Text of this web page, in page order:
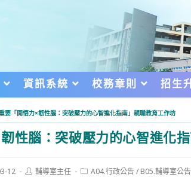
資訊系統 校務章則 招生
要「開悟力×韌性腦：突破壓力的心智進化指南」親職教育工作坊
韌性腦：突破壓力的心智進化
12
Post輔導室主任
PostA04.行政公告/ B05.輔導室公告